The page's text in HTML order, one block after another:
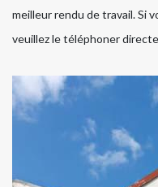
meilleur rendu de travail. Si
veuillez le téléphoner